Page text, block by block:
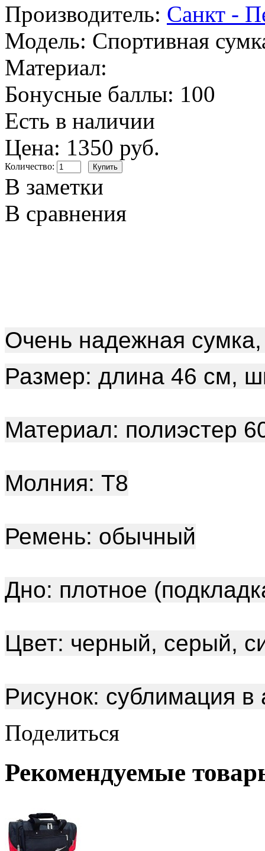
Производитель: Санкт -
Модель: Спортивная
Материал:
Бонусные баллы: 100
Есть в наличии
Цена: 1350 руб.
Количество:
В заметки
В сравнения
Очень надежная
Размер: длина 46 см,
Материал: полиэстер
Молния: Т8
Ремень: обычный
Дно: плотное
Цвет: черный, серый,
Рисунок: сублимация в
Поделиться
Рекомендуемые